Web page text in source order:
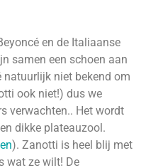
en de Italiaanse
samen een schoen aan
natuurlijk niet bekend om
ook niet!) dus we
verwachten.. Het wordt
dikke plateauzool.
). Zanotti is heel blij met
wat ze wilt! De